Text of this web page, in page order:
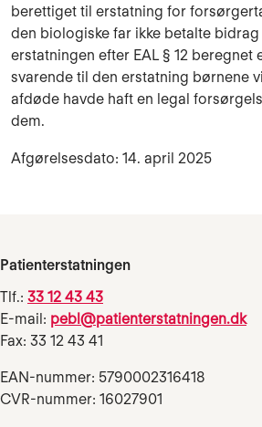
berettiget til erstatning for
den biologiske far ikke betalte
erstatningen efter EAL § 12 beregnet
svarende til den erstatning børnene
afdøde havde haft en legal
dem.
Afgørelsesdato: 14. april 2025
Patienterstatningen
Tlf.: 33 12 43 43
E-mail: pebl@patienterstatningen.dk
Fax: 33 12 43 41
EAN-nummer: 5790002316418
CVR-nummer: 16027901